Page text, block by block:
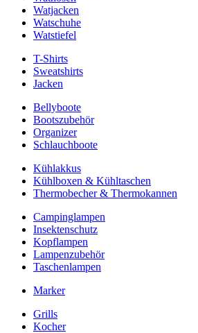
Watjacken
Watschuhe
Watstiefel
T-Shirts
Sweatshirts
Jacken
Bellyboote
Bootszubehör
Organizer
Schlauchboote
Kühlakkus
Kühlboxen & Kühltaschen
Thermobecher & Thermokannen
Campinglampen
Insektenschutz
Kopflampen
Lampenzubehör
Taschenlampen
Marker
Grills
Kocher